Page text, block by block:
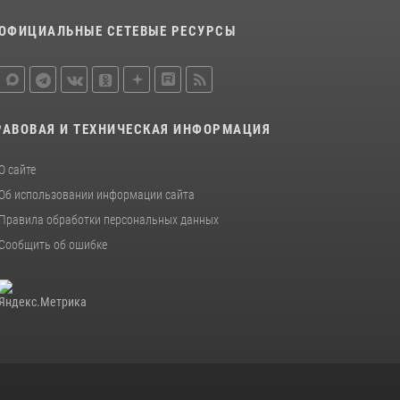
работе круглого стола на III Международном
петербургском цифровом форуме
СЕТЕВЫЕ РЕСУРСЫ
И ТЕХНИЧЕСКАЯ ИНФОРМАЦИЯ
О сайте
Об использовании информации сайта
Правила обработки персональных данных
Сообщить об ошибке